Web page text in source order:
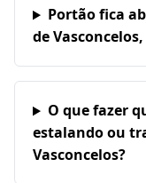
Portão fica
de
O que fazer
estalando ou
Vasconcelos?